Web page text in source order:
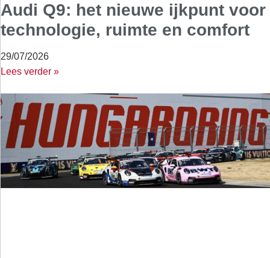
Audi Q9: het nieuwe ijkpunt voor
technologie, ruimte en comfort
29/07/2026
Lees verder »